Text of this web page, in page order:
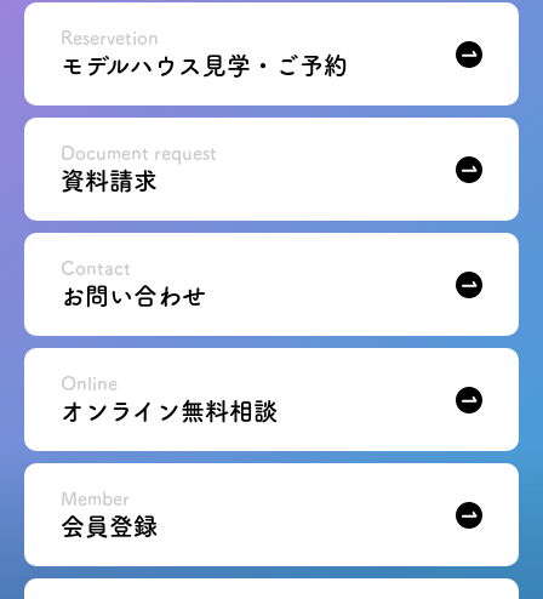
モデルハウス見学・ご予約
Reservetion
資料請求
Document request
お問い合わせ
Contact
オンライン無料相談
Online
会員登録
Member